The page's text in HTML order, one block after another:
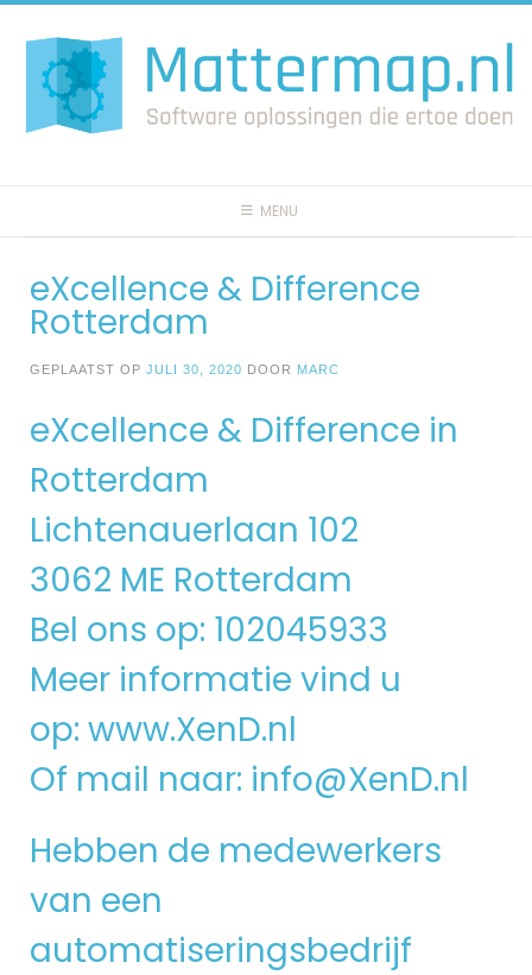
naar
inhoud
MENU
eXcellence & Difference
Rotterdam
GEPLAATST OP JULI 30, 2020 DOOR MARC
eXcellence & Difference in
Rotterdam
Lichtenauerlaan 102
3062 ME Rotterdam
Bel ons op: 102045933
Meer informatie vind u
op: www.XenD.nl
Of mail naar: info@XenD.nl
Hebben de medewerkers
van een
automatiseringsbedrijf